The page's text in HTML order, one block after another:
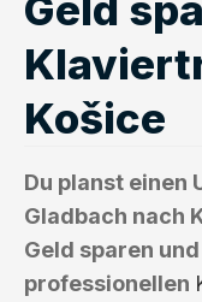
Košice
Du planst einen
Gladbach nach
Geld sparen
professionellen